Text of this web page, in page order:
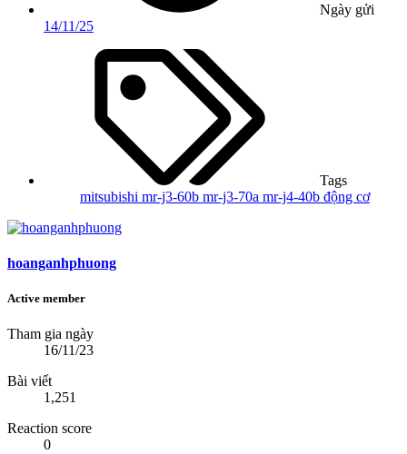
Ngày gửi
14/11/25
Tags
mitsubishi mr-j3-60b mr-j3-70a mr-j4-40b động cơ
hoanganhphuong
Active member
Tham gia ngày
16/11/23
Bài viết
1,251
Reaction score
0